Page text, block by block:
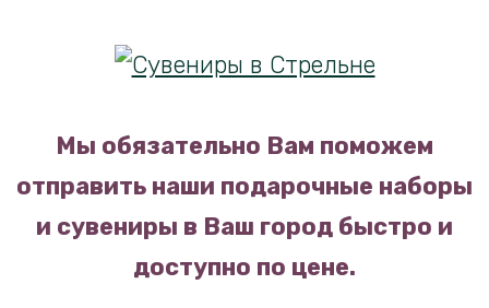
Мы обязательно Вам поможем
отправить наши подарочные наборы
и сувениры в Ваш город быстро и
доступно по цене.